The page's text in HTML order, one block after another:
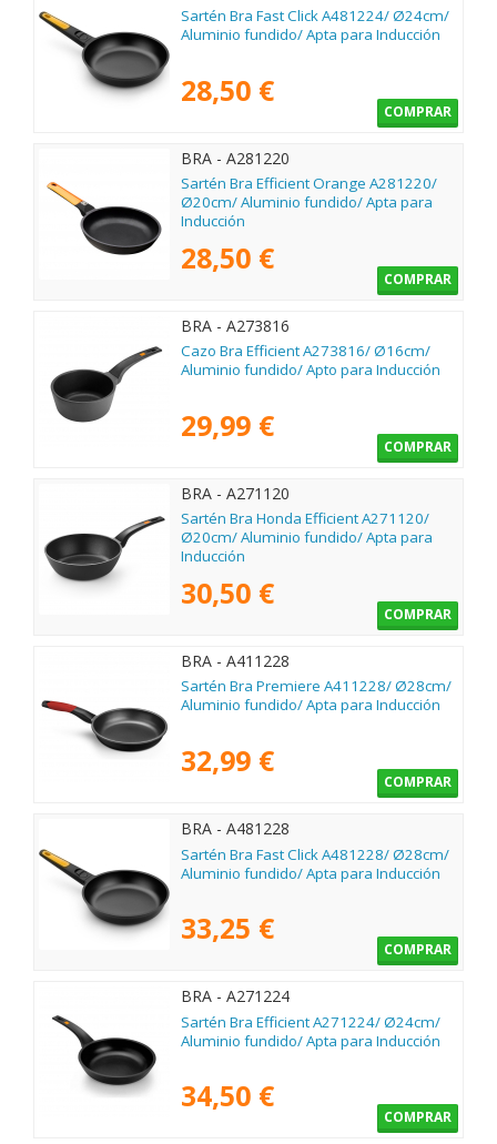
Sartén Bra Fast Click A481224/ Ø24cm/
Aluminio fundido/ Apta para Inducción
28,50 €
COMPRAR
BRA - A281220
Sartén Bra Efficient Orange A281220/
Ø20cm/ Aluminio fundido/ Apta para
Inducción
28,50 €
COMPRAR
BRA - A273816
Cazo Bra Efficient A273816/ Ø16cm/
Aluminio fundido/ Apto para Inducción
29,99 €
COMPRAR
BRA - A271120
Sartén Bra Honda Efficient A271120/
Ø20cm/ Aluminio fundido/ Apta para
Inducción
30,50 €
COMPRAR
BRA - A411228
Sartén Bra Premiere A411228/ Ø28cm/
Aluminio fundido/ Apta para Inducción
32,99 €
COMPRAR
BRA - A481228
Sartén Bra Fast Click A481228/ Ø28cm/
Aluminio fundido/ Apta para Inducción
33,25 €
COMPRAR
BRA - A271224
Sartén Bra Efficient A271224/ Ø24cm/
Aluminio fundido/ Apta para Inducción
34,50 €
COMPRAR